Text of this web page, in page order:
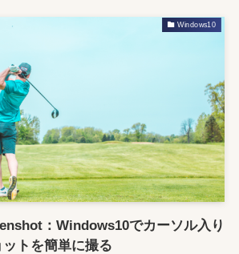
Windows10
：Windows10でカーソル入り
トを簡単に撮る